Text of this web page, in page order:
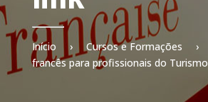
Início › Cursos e Formações ›
francês para profissionais do Turismo